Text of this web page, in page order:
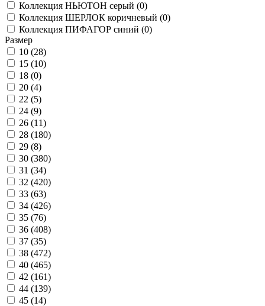
Коллекция НЬЮТОН серый (0)
Коллекция ШЕРЛОК коричневый (0)
Коллекция ПИФАГОР синий (0)
Размер
10 (28)
15 (10)
18 (0)
20 (4)
22 (5)
24 (9)
26 (11)
28 (180)
29 (8)
30 (380)
31 (34)
32 (420)
33 (63)
34 (426)
35 (76)
36 (408)
37 (35)
38 (472)
40 (465)
42 (161)
44 (139)
45 (14)